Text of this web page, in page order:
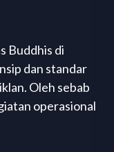
Buddhis di
dan standar
Oleh sebab
operasional